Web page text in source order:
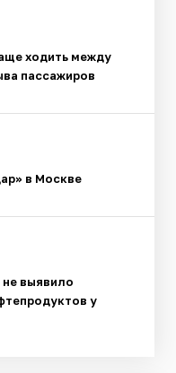
ходить между
пассажиров
в Москве
выявило
у